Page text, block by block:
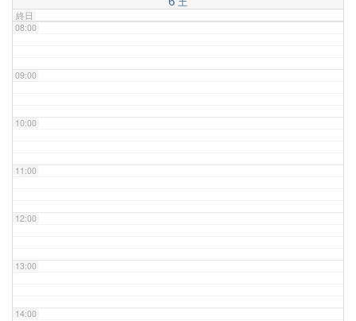
終日
08:00
09:00
10:00
11:00
12:00
13:00
14:00